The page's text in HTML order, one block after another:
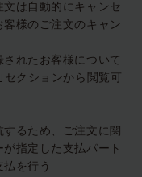
は自動的にキャンセ
様のご注文のキャン
れたお客様について
クションから閲覧可
るため、ご注文に関
指定した支払パート
を行う